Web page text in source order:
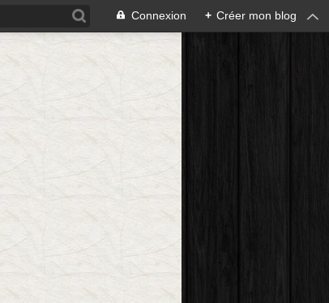
Connexion + Créer mon blog